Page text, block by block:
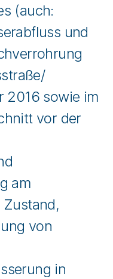
(auch:
und
2016 sowie im
vor der
am
Zustand,
von
in